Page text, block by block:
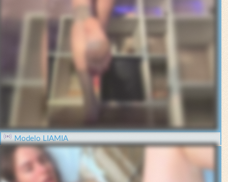
Modelo LIAMIA